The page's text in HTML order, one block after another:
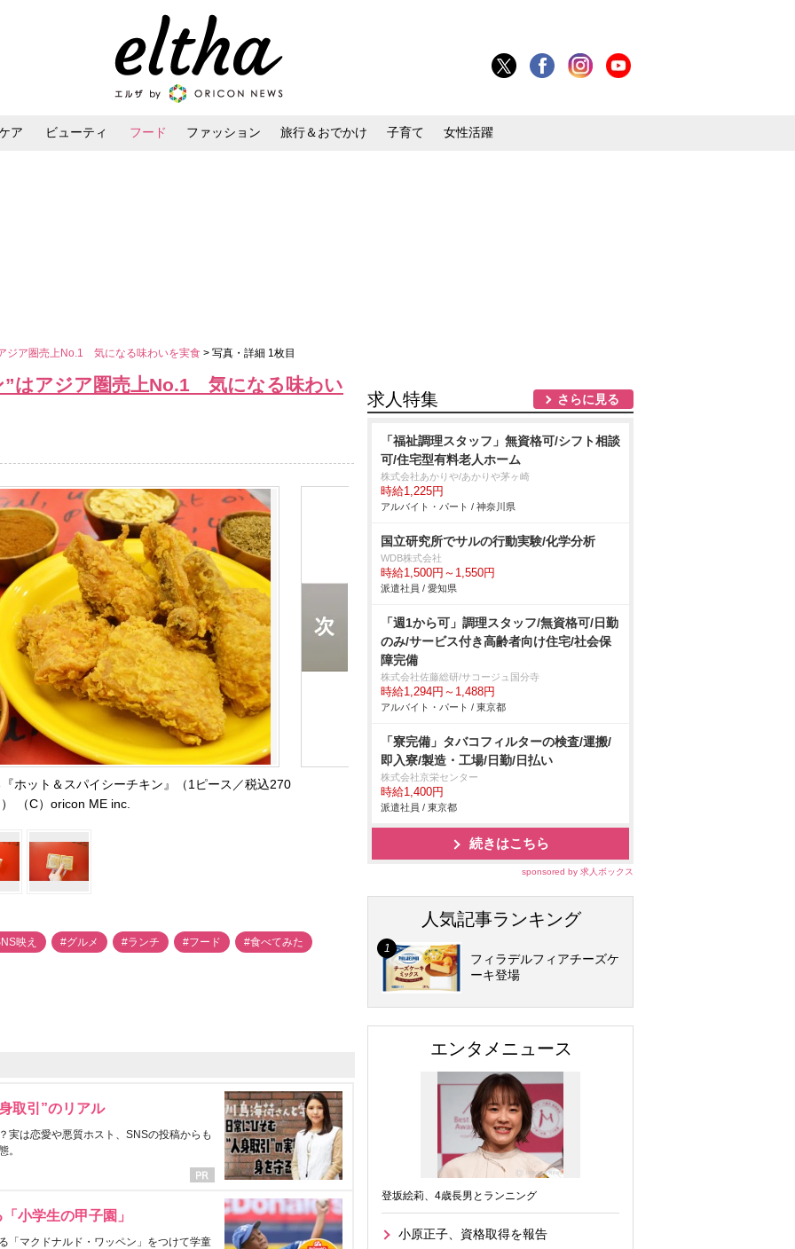
ア ビューティ フード ファッション 旅行＆おでかけ 子育て 女性活躍
ジア圏売上No.1 気になる味わいを実食 > 写真・詳細 1枚目
”はアジア圏売上No.1 気になる味わい
ホット＆スパイシーチキン』（1ピース／税込270
（C）oricon ME inc.
映え #グルメ #ランチ #フード #食べてみた
取引”のリアル
実は恋愛や悪質ホスト、SNSの投稿からも
。
小学生の甲子園」
「マクドナルド・ワッペン」をつけて学童
求人特集 さらに見る
「福祉調理スタッフ」無資格可/シフト相談
可/住宅型有料老人ホーム
株式会社あかりや/あかりや茅ヶ崎
時給1,225円
アルバイト・パート / 神奈川県
国立研究所でサルの行動実験/化学分析
WDB株式会社
時給1,500円～1,550円
派遣社員 / 愛知県
「週1から可」調理スタッフ/無資格可/日勤
のみ/サービス付き高齢者向け住宅/社会保
障完備
株式会社佐藤総研/サコージュ国分寺
時給1,294円～1,488円
アルバイト・パート / 東京都
「寮完備」タバコフィルターの検査/運搬/
即入寮/製造・工場/日勤/日払い
株式会社京栄センター
時給1,400円
派遣社員 / 東京都
続きはこちら
sponsored by 求人ボックス
人気記事ランキング
フィラデルフィアチーズケ
ーキ登場
エンタメニュース
登坂絵莉、4歳長男とランニング
小原正子、資格取得を報告